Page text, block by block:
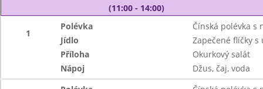
(11:00 - 14:00)
1
Polévka
Čínská polévka s
Jídlo
Zapečené flíčky s
Příloha
Okurkový salát
Nápoj
Džus, čaj, voda